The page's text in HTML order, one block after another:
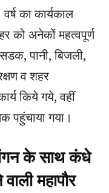
का कार्यकाल
को अनेकों महत्वपूर्ण
पानी, बिजली,
व शहर
किये गये, वहीं
पहुंचाया गया।
के साथ कंधे
महापौर